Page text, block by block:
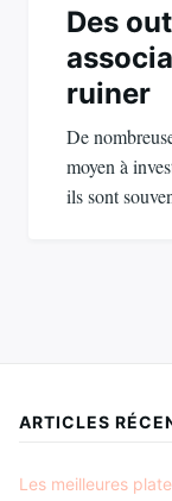
Des
ruiner
De
moyen à
ils sont
ARTICLES
Les meilleures